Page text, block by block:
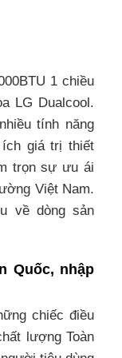
1 chiều
LG Dualcool.
tính năng
giá trị thiết
trọn sự ưu ái
Việt Nam.
về dòng sản
Quốc, nhập
chiếc điều
lượng Toàn